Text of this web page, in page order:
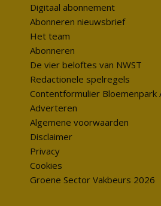
Digitaal abonnement
Abonneren nieuwsbrief
Het team
Abonneren
De vier beloftes van NWST
Redactionele spelregels
Contentformulier
Adverteren
Algemene voorwaarden
Disclaimer
Privacy
Cookies
Groene Sector Vakbeurs 2026